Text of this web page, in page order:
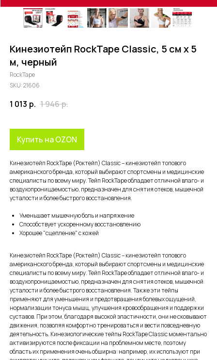
Кинезиотейп RockTape Classic, 5 см х 5
м, черный
RockTape
SKU:21606
1 013 р. 1 946р.
Купить на OZON
Кинезиотейп RockTape (Роктейп) Classic – кинезиотейп топового
американского бренда, который выбирают спортсмены и медицинские
специалисты по всему миру. Тейп RockTape обладает отличной влаго- и
воздухопроницаемостью, предназначен для снятия отеков, мышечной
усталости и более быстрого восстановления.
Уменьшает мышечную боль и напряжение
Способствует ускоренному восстановлению
Хорошее "сцепление" с кожей
Кинезиотейп RockTape (Роктейп) Classic – кинезиотейп топового
американского бренда, который выбирают спортсмены и медицинские
специалисты по всему миру. Тейп RockTape обладает отличной влаго- и
воздухопроницаемостью, предназначен для снятия отеков, мышечной
усталости и более быстрого восстановления. Также эти тейпы
применяют для уменьшения и предотвращения болевых ощущений,
нормализации тонуса мышц, улучшения кровообращения и поддержки
суставов. При этом, благодаря высокой эластичности, они не сковывают
движения, позволяя комфортно тренироваться и вести повседневную
деятельность. Кинезиологические тейпы RockTape Classic моментально
активизируются после фиксации на проблемном месте, поэтому
область их применения очень обширна: например, их используют при